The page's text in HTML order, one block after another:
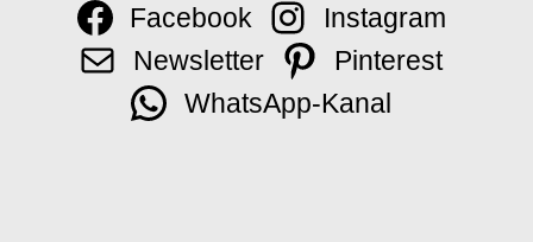
Facebook
Instagram
Newsletter
Pinterest
WhatsApp-Kanal